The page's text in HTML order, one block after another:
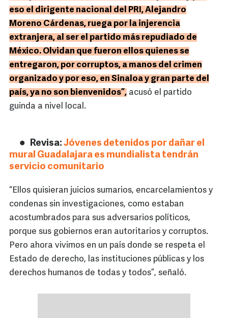
eso el dirigente nacional del PRI, Alejandro
Moreno Cárdenas, ruega por la injerencia
extranjera, al ser el partido más repudiado de
México. Olvidan que fueron ellos quienes se
entregaron, por corruptos, a manos del crimen
organizado y por eso, en Sinaloa y gran parte del
país, ya no son bienvenidos”, acusó el partido
guinda a nivel local.
Revisa: Jóvenes detenidos por dañar el
mural Guadalajara es mundialista tendrán
servicio comunitario
“Ellos quisieran juicios sumarios, encarcelamientos y
condenas sin investigaciones, como estaban
acostumbrados para sus adversarios políticos,
porque sus gobiernos eran autoritarios y corruptos.
Pero ahora vivimos en un país donde se respeta el
Estado de derecho, las instituciones públicas y los
derechos humanos de todas y todos”, señaló.